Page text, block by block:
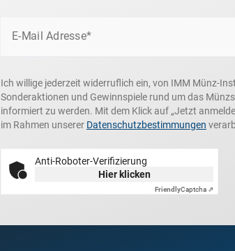
E-Mail Adresse*
Ich willige jederzeit widerruflich ein, von IMM Münz-
Sonderaktionen und Gewinnspiele rund um das
informiert zu werden. Mit dem Klick auf „Jetzt
im Rahmen unserer Datenschutzbestimmungen
Anti-Roboter-Verifizierung
Hier klicken
FriendlyCaptcha ⇗